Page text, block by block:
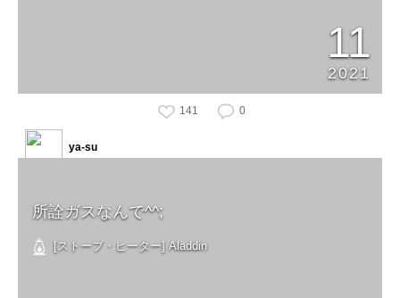
11
2021
141 0
所詮ガスなんで^^;
[ストーブ・ヒーター] Aladdin
ya-su